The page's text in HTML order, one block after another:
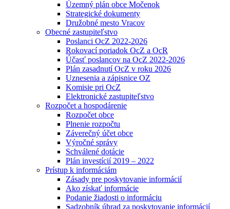
Územný plán obce Močenok
Strategické dokumenty
Družobné mesto Vracov
Obecné zastupiteľstvo
Poslanci OcZ 2022-2026
Rokovací poriadok OcZ a OcR
Účasť poslancov na OcZ 2022-2026
Plán zasadnutí OcZ v roku 2026
Uznesenia a zápisnice OZ
Komisie pri OcZ
Elektronické zastupiteľstvo
Rozpočet a hospodárenie
Rozpočet obce
Plnenie rozpočtu
Záverečný účet obce
Výročné správy
Schválené dotácie
Plán investícií 2019 – 2022
Prístup k informáciám
Zásady pre poskytovanie informácií
Ako získať informácie
Podanie žiadosti o informáciu
Sadzobník úhrad za poskytovanie informácií